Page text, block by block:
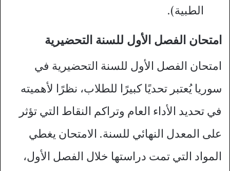
الطبية).
امتحان الفصل الأول للسنة التحضيرية
امتحان الفصل الأول للسنة التحضيرية في
سوريا يُعتبر تحديًا كبيرًا للطلاب، نظرًا لأهميته
في تحديد الأداء العام وتراكم النقاط التي تؤثر
على المعدل النهائي للسنة. الامتحان يغطي
المواد التي تمت دراستها خلال الفصل الأول،